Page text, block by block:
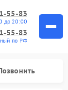
55-83
до 20:00
55-83
по РФ